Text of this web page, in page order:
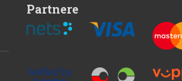
Partnere